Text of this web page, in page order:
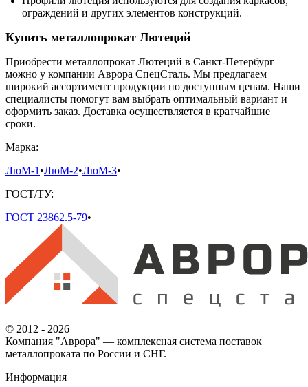
ограждений и других элементов конструкций.
Купить металлопрокат Лютеций
Приобрести металлопрокат Лютеций в Санкт-Петербург
можно у компании Аврора СпецСталь. Мы предлагаем
широкий ассортимент продукции по доступным ценам. Наши
специалисты помогут вам выбрать оптимальный вариант и
оформить заказ. Доставка осуществляется в кратчайшие
сроки.
Марка:
ЛюМ-1 •ЛюМ-2•ЛюМ-3•
ГОСТ/ТУ:
ГОСТ 23862.5-79•
© 2012 - 2026
Компания "Аврора" — комплексная система поставок
металлопроката по России и СНГ.
Информация